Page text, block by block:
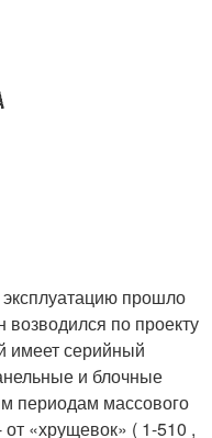
прошло
возводился по проекту
имеет серийный
и блочные
периодам массового
«хрущевок» ( 1-510 ,